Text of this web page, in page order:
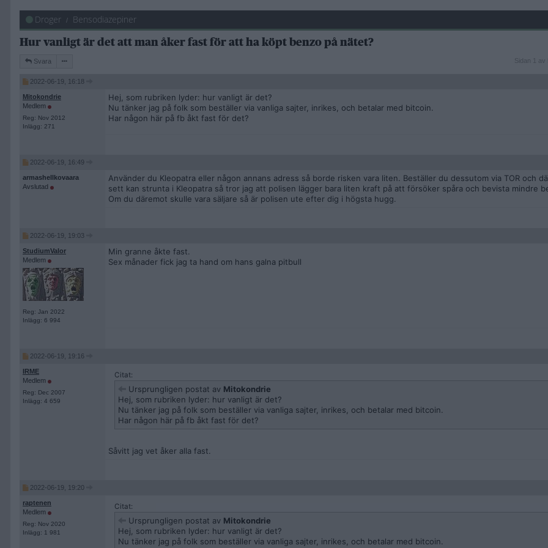
Droger Bensodiazepiner
Hur vanligt är det att man åker fast för att ha köpt benzo på nätet?
Svara
Sidan
Sidan 1 av 5
2022-06-19, 16:18
Mitokondrie
Medlem
Reg: Nov 2012
Inlägg: 271
Hej, som rubriken lyder: hur vanligt är det?
Nu tänker jag på folk som beställer via vanliga sajter, inrikes, och betalar med bitcoin.
Har någon här på fb åkt fast för det?
2022-06-19, 16:49
armashellkovaara
Avslutad
Använder du Kleopatra eller någon annans adress så borde risken vara liten. Beställer du dessutom via TOR och
sett kan strunta i Kleopatra så tror jag att polisen lägger bara liten kraft på att försöker spåra och bevista mindre
Om du däremot skulle vara säljare så är polisen ute efter dig i högsta hugg.
2022-06-19, 19:03
StudiumValor
Medlem
Reg: Jan 2022
Inlägg: 6 994
Min granne åkte fast.
Sex månader fick jag ta hand om hans galna pitbull
2022-06-19, 19:16
IRME
Medlem
Reg: Dec 2007
Inlägg: 4 659
Citat:
Ursprungligen postat av Mitokondrie
Hej, som rubriken lyder: hur vanligt är det?
Nu tänker jag på folk som beställer via vanliga sajter, inrikes, och betalar med bitcoin.
Har någon här på fb åkt fast för det?
Såvitt jag vet åker alla fast.
2022-06-19, 19:20
raptenen
Medlem
Reg: Nov 2020
Inlägg: 1 981
Citat:
Ursprungligen postat av Mitokondrie
Hej, som rubriken lyder: hur vanligt är det?
Nu tänker jag på folk som beställer via vanliga sajter, inrikes, och betalar med bitcoin.